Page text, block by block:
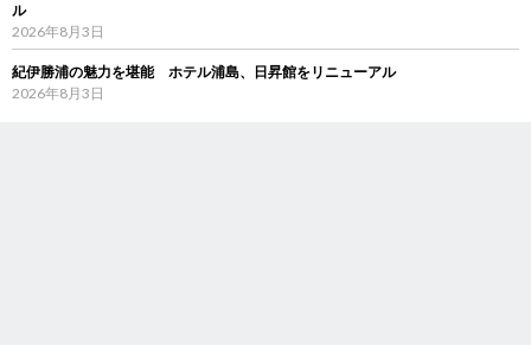
ル
2026年8月3日
紀伊勝浦の魅力を堪能 ホテル浦島、日昇館をリニューアル
2026年8月3日